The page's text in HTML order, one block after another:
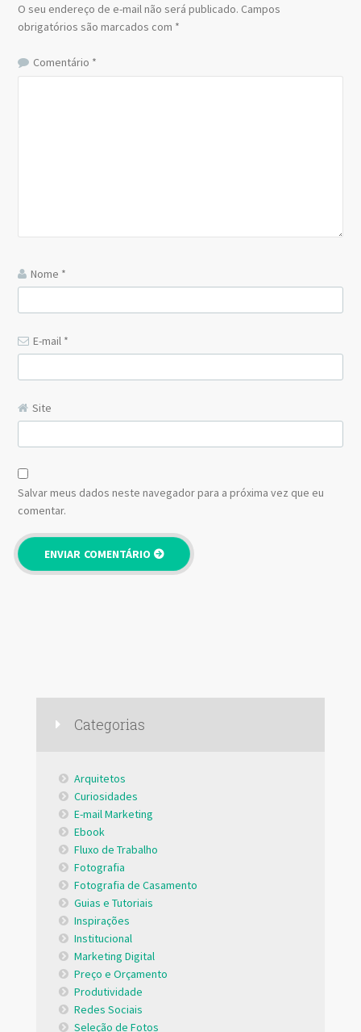
O seu endereço de e-mail não será publicado. Campos
obrigatórios são marcados com *
Comentário *
Nome *
E-mail *
Site
Salvar meus dados neste navegador para a próxima vez que eu
comentar.
Categorias
Arquitetos
Curiosidades
E-mail Marketing
Ebook
Fluxo de Trabalho
Fotografia
Fotografia de Casamento
Guias e Tutoriais
Inspirações
Institucional
Marketing Digital
Preço e Orçamento
Produtividade
Redes Sociais
Seleção de Fotos